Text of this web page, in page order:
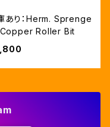
あり：Herm. Sprenge
Roller Bit